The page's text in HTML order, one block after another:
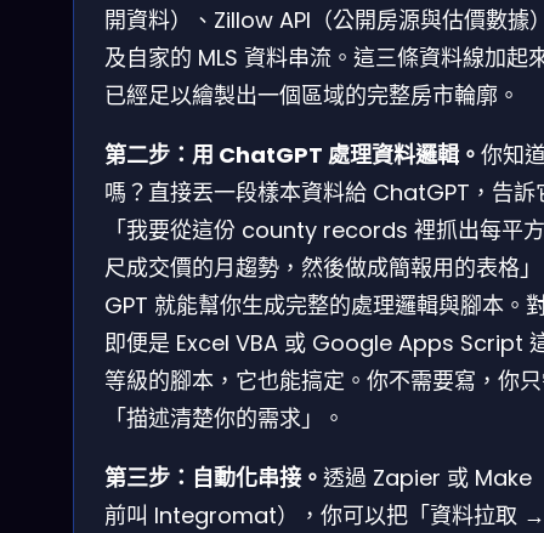
開資料）、Zillow API（公開房源與估價數據
及自家的 MLS 資料串流。這三條資料線加起
已經足以繪製出一個區域的完整房市輪廓。
第二步：用 ChatGPT 處理資料邏輯。 你知
嗎？直接丟一段樣本資料給 ChatGPT，告訴
「我要從這份 county records 裡抓出每平
尺成交價的月趨勢，然後做成簡報用的表格
GPT 就能幫你生成完整的處理邏輯與腳本。
即便是 Excel VBA 或 Google Apps Script
等級的腳本，它也能搞定。你不需要寫，你
「描述清楚你的需求」。
第三步：自動化串接。 透過 Zapier 或 Make
前叫 Integromat），你可以把「資料拉取